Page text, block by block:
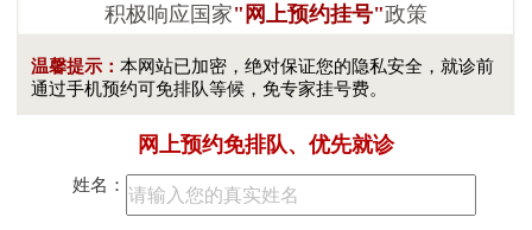
积极响应国家"网上预约挂号"政策
温馨提示： 本网站已加密，绝对保证您的隐私安全，就诊前
通过手机预约可免排队等候，免专家挂号费。
网上预约免排队、优先就诊
姓名：